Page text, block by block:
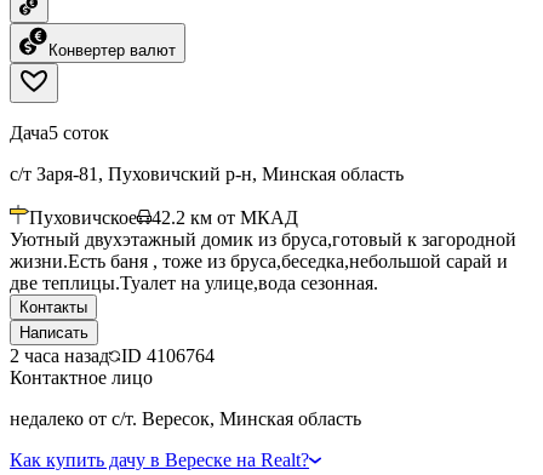
Конвертер валют
Дача5 соток
с/т Заря-81, Пуховичский р-н, Минская область
Пуховичское 42.2 км от МКАД
Уютный двухэтажный домик из бруса,готовый к загородной
жизни.Есть баня , тоже из бруса,беседка,небольшой сарай и
две теплицы.Туалет на улице,вода сезонная.
Контакты
Написать
2 часа назад ID 4106764
Контактное лицо
недалеко от с/т. Вересок, Минская область
Как купить дачу в Вереске на Realt?